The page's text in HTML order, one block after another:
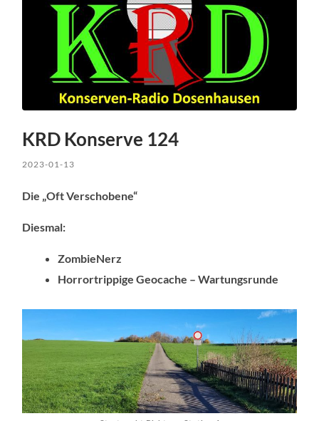
KRD Konserve 124
2023-01-13
Die „Oft Verschobene“
Diesmal:
ZombieNerz
Horrortrippige Geocache – Wartungsrunde